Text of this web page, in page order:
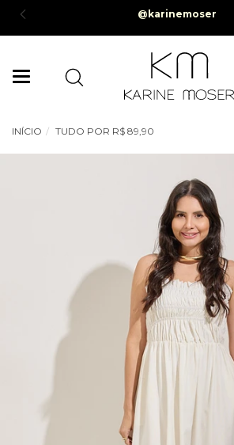
@karinemoser
Mudar
INÍCIO TUDO POR R$ 89,90